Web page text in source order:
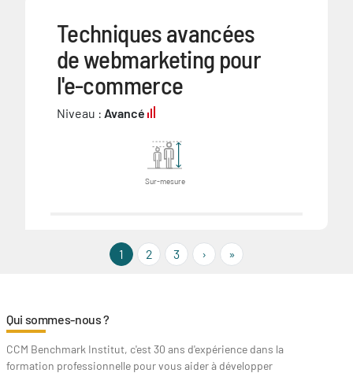
Techniques avancées
de webmarketing pour
l'e-commerce
Niveau : Avancé
Sur-mesure
1 2 3 › ›› »Last »
Qui sommes-nous ?
CCM Benchmark Institut, c'est 30 ans d'expérience dans la
formation professionnelle pour vous aider à développer